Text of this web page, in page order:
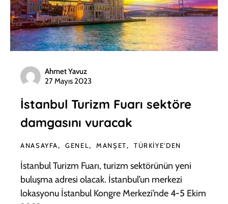
Ahmet Yavuz
27 Mayıs 2023
İstanbul Turizm Fuarı sektöre
damgasını vuracak
ANASAYFA GENEL MANŞET TÜRKIYE'DEN
İstanbul Turizm Fuarı, turizm sektörünün yeni
buluşma adresi olacak. İstanbul’un merkezi
lokasyonu İstanbul Kongre Merkezi’nde 4-5 Ekim